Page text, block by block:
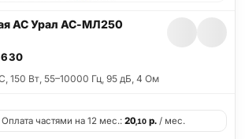
АС Урал АС-МЛ250
150 Вт, 55–10000 Гц, 95 дБ, 4 Ом
Оплата частями на 12 мес.: 20,10 р. / мес.